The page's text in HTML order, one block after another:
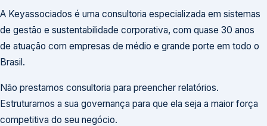
A Keyassociados é uma consultoria especializada em sistemas
de gestão e sustentabilidade corporativa, com quase 30 anos
de atuação com empresas de médio e grande porte em todo o
Brasil.
Não prestamos consultoria para preencher relatórios.
Estruturamos a sua governança para que ela seja a maior força
competitiva do seu negócio.